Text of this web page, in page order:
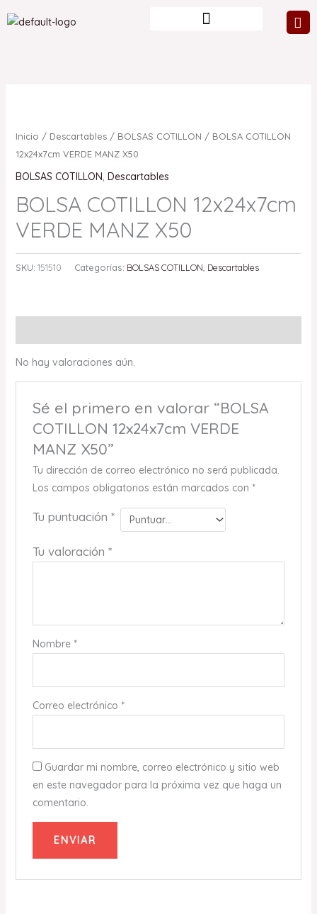
al
Inicio / Descartables/ BOLSAS COTILLON / BOLSA COTILLON
12x24x7cm VERDE MANZ X50
BOLSAS COTILLON, Descartables
BOLSA COTILLON 12x24x7cm
VERDE MANZ X50
SKU: 151510 Categorías: BOLSAS COTILLON Descartables
No hay valoraciones aún.
Sé el primero en valorar “BOLSA
COTILLON 12x24x7cm VERDE
MANZ X50”
Tu dirección de correo electrónico no será publicada.
Los campos obligatorios están marcados con *
Tu puntuación *
Tu valoración *
Nombre *
Correo electrónico *
Guardar mi nombre, correo electrónico y sitio web
en este navegador para la próxima vez que haga un
comentario.